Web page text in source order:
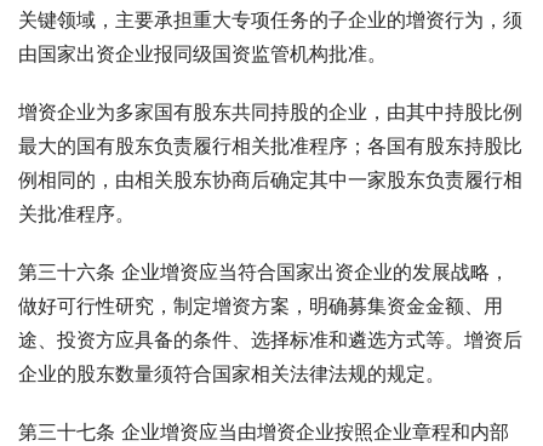
关键领域，主要承担重大专项任务的子企业的增资行为，须
由国家出资企业报同级国资监管机构批准。
增资企业为多家国有股东共同持股的企业，由其中持股比例
最大的国有股东负责履行相关批准程序；各国有股东持股比
例相同的，由相关股东协商后确定其中一家股东负责履行相
关批准程序。
第三十六条 企业增资应当符合国家出资企业的发展战略，
做好可行性研究，制定增资方案，明确募集资金金额、用
途、投资方应具备的条件、选择标准和遴选方式等。增资后
企业的股东数量须符合国家相关法律法规的规定。
第三十七条 企业增资应当由增资企业按照企业章程和内部